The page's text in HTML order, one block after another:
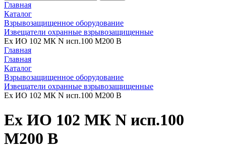
Главная
Каталог
Взрывозащищенное оборудование
Извещатели охранные взрывозащищенные
Ex ИО 102 МК N исп.100 М200 В
Главная
Главная
Каталог
Взрывозащищенное оборудование
Извещатели охранные взрывозащищенные
Ex ИО 102 МК N исп.100 М200 В
Ex ИО 102 МК N исп.100
М200 В